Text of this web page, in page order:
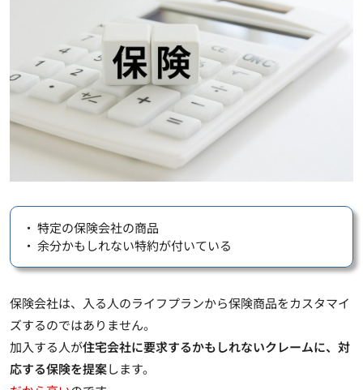
・ 特定の保険会社の商品
・ 余分かもしれない特約が付いている
保険会社は、 入る人のライフプランから保険商品をカスタマイ
ズするのではありません。
加入する人が住宅会社に要求するかもしれないクレームに、対
応する保険を提案します。